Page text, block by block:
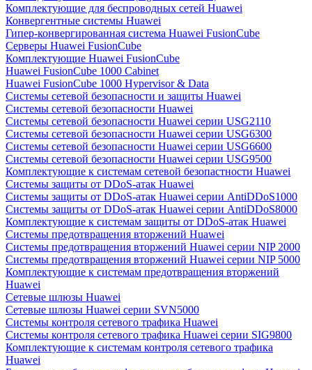
Комплектующие для беспроводных сетей Huawei
Конвергентные системы Huawei
Гипер-конвергированная система Huawei FusionCube
Серверы Huawei FusionCube
Комплектующие Huawei FusionCube
Huawei FusionCube 1000 Cabinet
Huawei FusionCube 1000 Hypervisor & Data
Системы сетевой безопасности и защиты Huawei
Системы сетевой безопасности Huawei
Системы сетевой безопасности Huawei серии USG2110
Системы сетевой безопасности Huawei серии USG6300
Системы сетевой безопасности Huawei серии USG6600
Системы сетевой безопасности Huawei серии USG9500
Комплектующие к системам сетевой безопастности Huawei
Системы защиты от DDoS-атак Huawei
Системы защиты от DDoS-атак Huawei серии AntiDDoS1000
Системы защиты от DDoS-атак Huawei серии AntiDDoS8000
Комплектующие к системам защиты от DDoS-атак Huawei
Системы предотвращения вторжений Huawei
Системы предотвращения вторжений Huawei серии NIP 2000
Системы предотвращения вторжений Huawei серии NIP 5000
Комплектующие к системам предотвращения вторжений
Huawei
Сетевые шлюзы Huawei
Сетевые шлюзы Huawei серии SVN5000
Системы контроля сетевого трафика Huawei
Системы контроля сетевого трафика Huawei серии SIG9800
Комплектующие к системам контроля сетевого трафика
Huawei